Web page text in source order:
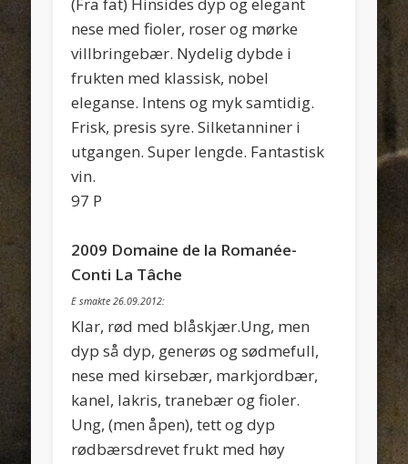
(Fra fat) Hinsides dyp og elegant
nese med fioler, roser og mørke
villbringebær. Nydelig dybde i
frukten med klassisk, nobel
eleganse. Intens og myk samtidig.
Frisk, presis syre. Silketanniner i
utgangen. Super lengde. Fantastisk
vin.
97 P
2009 Domaine de la Romanée-
Conti La Tâche
E smakte 26.09.2012:
Klar, rød med blåskjær.Ung, men
dyp så dyp, generøs og sødmefull,
nese med kirsebær, markjordbær,
kanel, lakris, tranebær og fioler.
Ung, (men åpen), tett og dyp
rødbærsdrevet frukt med høy